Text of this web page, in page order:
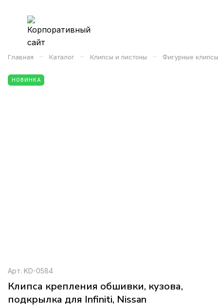
Главная – Каталог – Клипсы и пистоны – Фигурные
НОВИНКА
Арт. KD-0584
Клипса крепления обшивки, кузова,
подкрылка для Infiniti, Nissan